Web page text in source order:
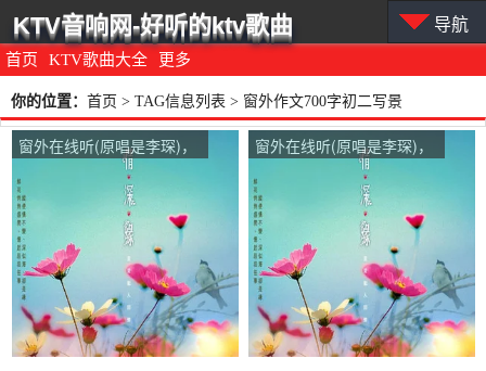
首页 KTV歌曲大全 更多
KTV音响网-好听的ktv歌曲 导航
你的位置： 首页 > TAG信息列表 > 窗外作文700字初二写景
窗外在线听(原唱是李琛)，
浮生若梦演唱点播:17次
窗外在线听(原唱是李琛)，
张进文演唱点播:42次